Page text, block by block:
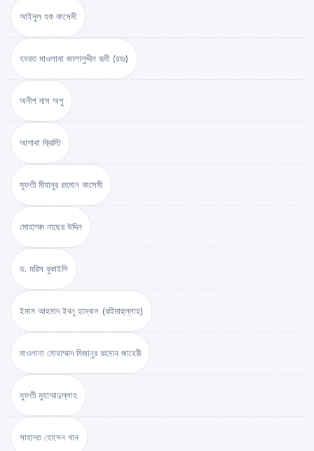
আইনুল হক কাসেমী
হযরত মাওলানা জালালুদ্দীন রূমী (রহঃ)
অনীশ দাস অপু
আগাথা ক্রিস্টি
মুফতী মীযানুর রহমান কাসেমী
মোহাম্মদ নাছের উদ্দিন
ড. মরিস বুকাইলি
ইমাম আহমাদ ইবনু হাম্বাল (রহিমাহুল্লাহ)
মাওলানা মোহাম্মাদ মিজানুর রহমান জাহেরী
মুফতী মুহাম্মাদুল্লাহ
সাহাদত হোসেন খান